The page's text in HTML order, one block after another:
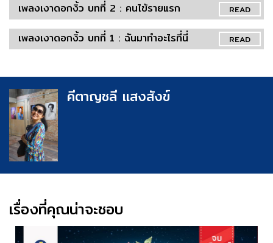
READ
เพลงเงาดอกงิ้ว บทที่ 2 : คนไข้รายแรก
READ
เพลงเงาดอกงิ้ว บทที่ 1 : ฉันมาทำอะไรที่นี่
คีตาญชลี แสงสังข์
เรื่องที่คุณน่าจะชอบ